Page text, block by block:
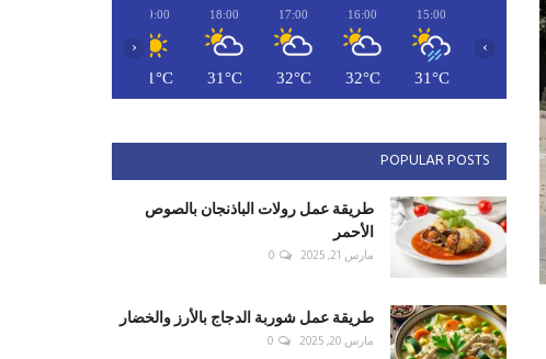
15:00
31°C
16:00
32°C
17:00
32°C
18:00
31°C
19:00
31°C
‹ ›
POPULAR POSTS
طريقة عمل رولات الباذنجان بالصوص
الأحمر
مارس 21, 2025 0
طريقة عمل شوربة الدجاج بالأرز والخضار
مارس 20, 2025 0